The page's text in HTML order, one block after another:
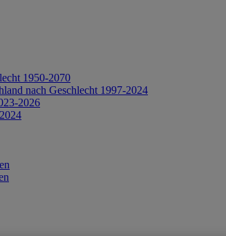
1950-2070
nach Geschlecht 1997-2024
2026